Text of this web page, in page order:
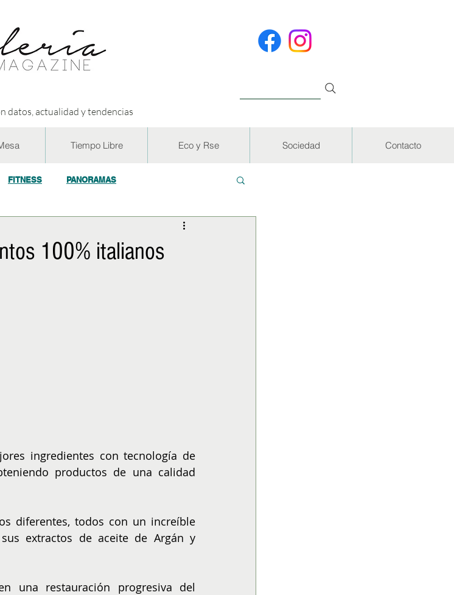
datos, actualidad y tendencias
Tiempo Libre Eco y Rse Sociedad Contacto
FITNESS PANORAMAS
ENTREVISTAS
100% italianos
ingredientes con tecnología de
productos de una calidad
diferentes, todos con un increíble
extractos de aceite de Argán y
una restauración progresiva del